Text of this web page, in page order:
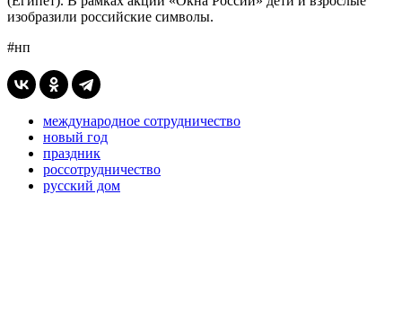
изобразили российские символы.
#нп
международное сотрудничество
новый год
праздник
россотрудничество
русский дом